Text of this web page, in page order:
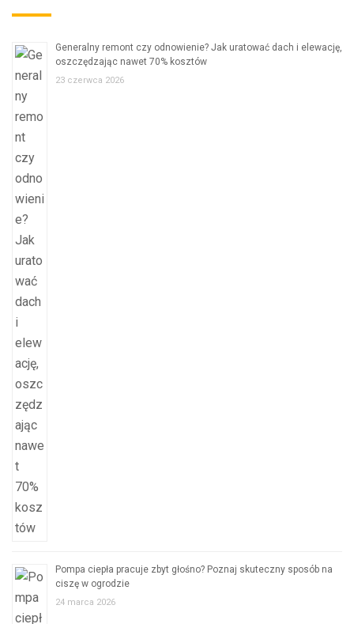
Generalny remont czy odnowienie? Jak uratować dach i elewację,
oszczędzając nawet 70% kosztów
23 czerwca 2026
Pompa ciepła pracuje zbyt głośno? Poznaj skuteczny sposób na
ciszę w ogrodzie
24 marca 2026